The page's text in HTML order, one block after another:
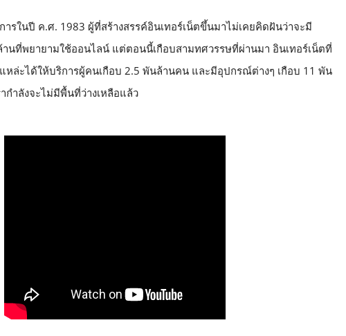
ารในปี ค.ศ. 1983 ผู้ที่สร้างสรรค์อินเทอร์เน็ตขึ้นมาไม่เคยคิดฝันว่าจะมี
นที่พยายามใช้ออนไลน์ แต่ตอนนี้เกือบสามทศวรรษที่ผ่านมา อินเทอร์เน็ตที่
หล่ะได้ให้บริการผู้คนเกือบ 2.5 พันล้านคน และมีอุปกรณ์ต่างๆ เกือบ 11 พัน
กำลังจะไม่มีพื้นที่ว่างเหลือแล้ว